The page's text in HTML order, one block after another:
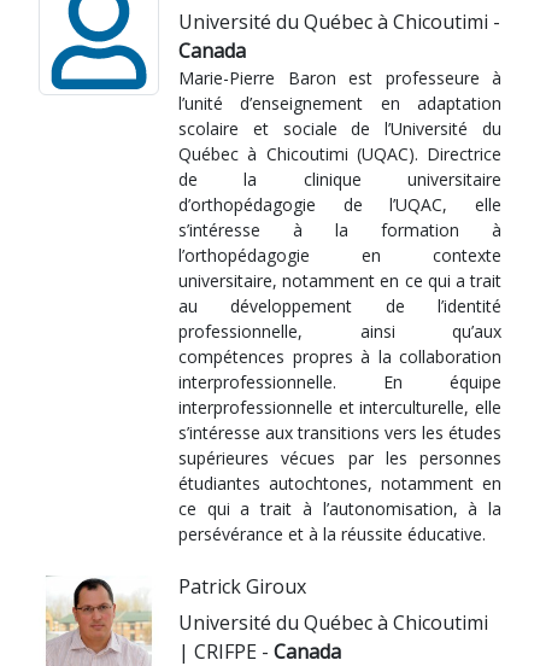
Université du Québec à Chicoutimi -
Canada
Marie-Pierre Baron est professeure à
l’unité d’enseignement en adaptation
scolaire et sociale de l’Université du
Québec à Chicoutimi (UQAC). Directrice
de la clinique universitaire
d’orthopédagogie de l’UQAC, elle
s’intéresse à la formation à
l’orthopédagogie en contexte
universitaire, notamment en ce qui a trait
au développement de l’identité
professionnelle, ainsi qu’aux
compétences propres à la collaboration
interprofessionnelle. En équipe
interprofessionnelle et interculturelle, elle
s’intéresse aux transitions vers les études
supérieures vécues par les personnes
étudiantes autochtones, notamment en
ce qui a trait à l’autonomisation, à la
persévérance et à la réussite éducative.
Patrick Giroux
Université du Québec à Chicoutimi
| CRIFPE - Canada